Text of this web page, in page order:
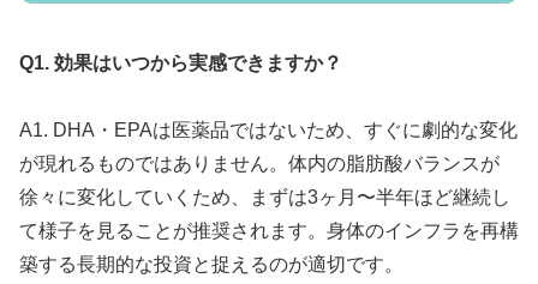
Q1. 効果はいつから実感できますか？
A1. DHA・EPAは医薬品ではないため、すぐに劇的な変化
が現れるものではありません。体内の脂肪酸バランスが
徐々に変化していくため、まずは3ヶ月〜半年ほど継続し
て様子を見ることが推奨されます。身体のインフラを再構
築する長期的な投資と捉えるのが適切です。